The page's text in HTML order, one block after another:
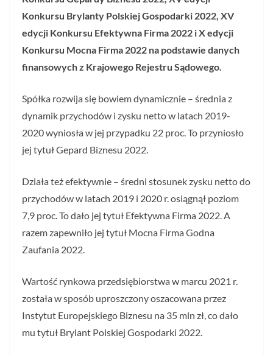
Konkursu Brylanty Polskiej Gospodarki 2022, XV
edycji Konkursu Efektywna Firma 2022 i X edycji
Konkursu Mocna Firma 2022 na podstawie danych
finansowych z Krajowego Rejestru Sądowego.
Spółka rozwija się bowiem dynamicznie – średnia z
dynamik przychodów i zysku netto w latach 2019-
2020 wyniosła w jej przypadku 22 proc. To przyniosło
jej tytuł Gepard Biznesu 2022.
Działa też efektywnie – średni stosunek zysku netto do
przychodów w latach 2019 i 2020 r. osiągnął poziom
7,9 proc. To dało jej tytuł Efektywna Firma 2022. A
razem zapewniło jej tytuł Mocna Firma Godna
Zaufania 2022.
Wartość rynkowa przedsiębiorstwa w marcu 2021 r.
została w sposób uproszczony oszacowana przez
Instytut Europejskiego Biznesu na 35 mln zł, co dało
mu tytuł Brylant Polskiej Gospodarki 2022.